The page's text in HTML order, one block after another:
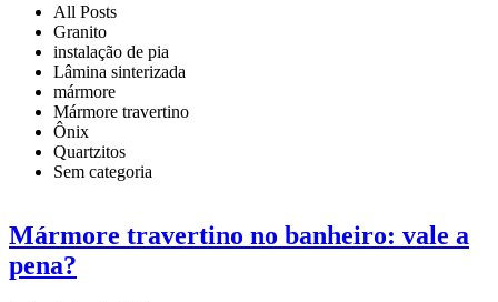
All Posts
Granito
instalação de pia
Lâmina sinterizada
mármore
Mármore travertino
Ônix
Quartzitos
Sem categoria
Mármore travertino no banheiro: vale a
pena?